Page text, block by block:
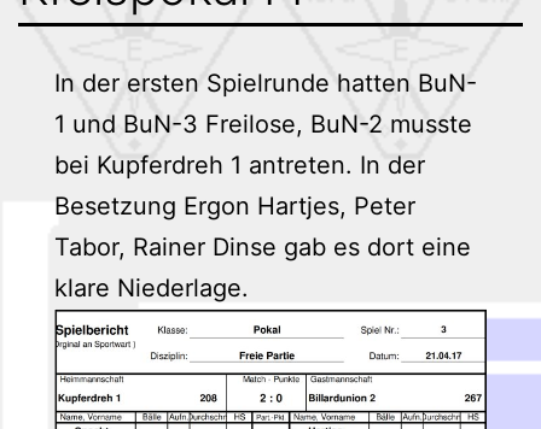
In der ersten Spielrunde hatten BuN-
1 und BuN-3 Freilose, BuN-2 musste
bei Kupferdreh 1 antreten. In der
Besetzung Ergon Hartjes, Peter
Tabor, Rainer Dinse gab es dort eine
klare Niederlage.